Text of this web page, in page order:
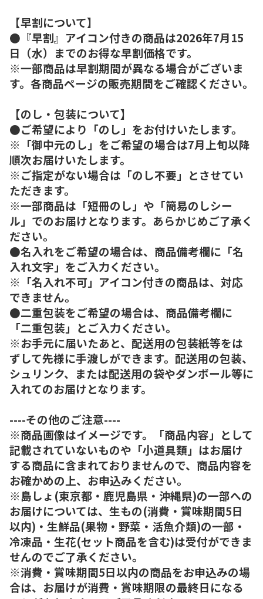
【早割について】
●『早割』アイコン付きの商品は2026年7月15
日（水）までのお得な早割価格です。
※一部商品は早割期間が異なる場合がございま
す。各商品ページの販売期間をご確認ください。
【のし・包装について】
●ご希望により「のし」をお付けいたします。
※「御中元のし」をご希望の場合は7月上旬以降
順次お届けいたします。
※ご指定がない場合は「のし不要」とさせてい
ただきます。
※一部商品は「短冊のし」や「簡易のしシー
ル」でのお届けとなります。あらかじめご了承く
ださい。
●名入れをご希望の場合は、商品備考欄に「名
入れ文字」をご入力ください。
※「名入れ不可」アイコン付きの商品は、対応
できません。
●二重包装をご希望の場合は、商品備考欄に
「二重包装」とご入力ください。
※お手元に届いたあと、配送用の包装紙等をは
ずして先様に手渡しができます。配送用の包装、
シュリンク、または配送用の袋やダンボール等に
入れてのお届けとなります。
----その他のご注意----
※商品画像はイメージです。「商品内容」として
記載されていないものや「小道具類」はお届け
する商品に含まれておりませんので、商品内容を
お確かめの上、お申込みください。
※島しょ(東京都・鹿児島県・沖縄県)の一部への
お届けについては、生もの(消費・賞味期間5日
以内)・生鮮品(果物・野菜・活魚介類)の一部・
冷凍品・生花(セット商品を含む)は受付ができま
せんのでご了承ください。
※消費・賞味期間5日以内の商品をお申込みの場
合は、お届けが消費・賞味期限の最終日になる